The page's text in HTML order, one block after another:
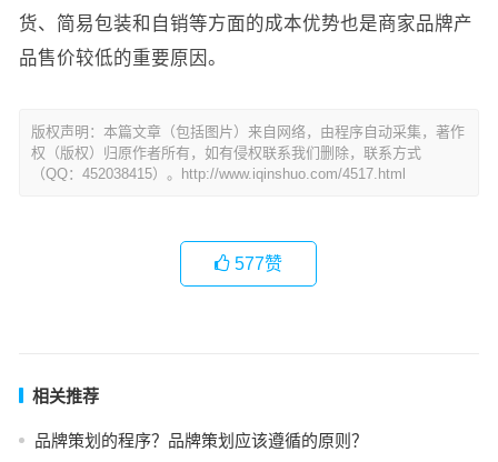
货、简易包装和自销等方面的成本优势也是商家品牌产
品售价较低的重要原因。
版权声明：本篇文章（包括图片）来自网络，由程序自动采集，著作
权（版权）归原作者所有，如有侵权联系我们删除，联系方式
（QQ：452038415）。http://www.iqinshuo.com/4517.html
577赞
相关推荐
品牌策划的程序？品牌策划应该遵循的原则？